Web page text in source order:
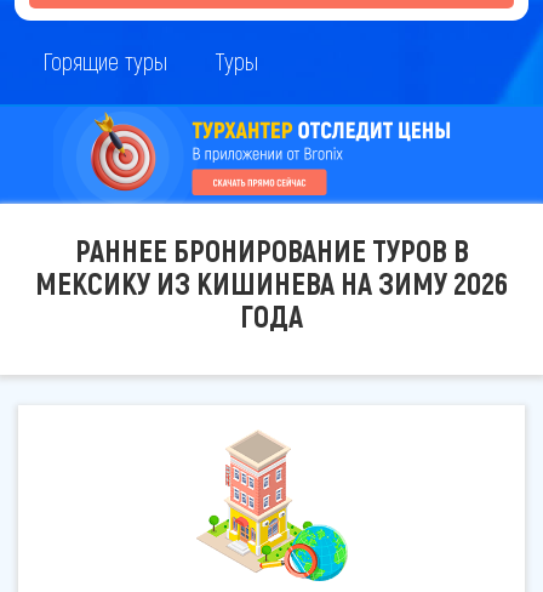
Горящие туры Туры
РАННЕЕ БРОНИРОВАНИЕ ТУРОВ В
МЕКСИКУ ИЗ КИШИНЕВА НА ЗИМУ 2026
ГОДА